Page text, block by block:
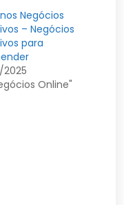
Negócios
– Negócios
para
Online"